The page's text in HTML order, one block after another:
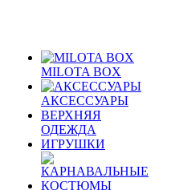
MILOTA BOX
АКСЕССУАРЫ
ВЕРХНЯЯ
ОДЕЖДА
ИГРУШКИ